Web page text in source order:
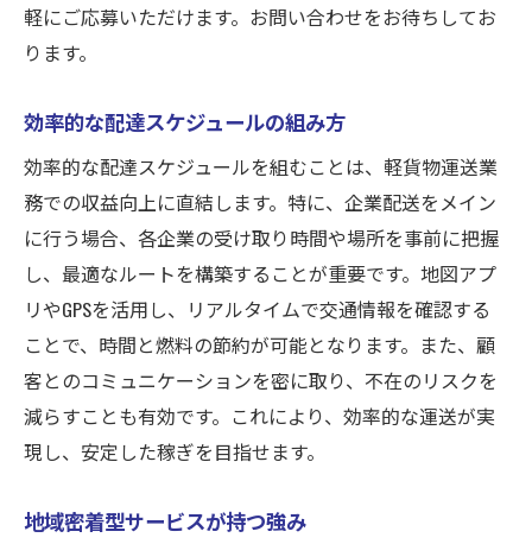
軽にご応募いただけます。お問い合わせをお待ちしてお
ります。
効率的な配達スケジュールの組み方
効率的な配達スケジュールを組むことは、軽貨物運送業
務での収益向上に直結します。特に、企業配送をメイン
に行う場合、各企業の受け取り時間や場所を事前に把握
し、最適なルートを構築することが重要です。地図アプ
リやGPSを活用し、リアルタイムで交通情報を確認する
ことで、時間と燃料の節約が可能となります。また、顧
客とのコミュニケーションを密に取り、不在のリスクを
減らすことも有効です。これにより、効率的な運送が実
現し、安定した稼ぎを目指せます。
地域密着型サービスが持つ強み